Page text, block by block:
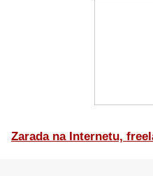
Zarada na Internetu,